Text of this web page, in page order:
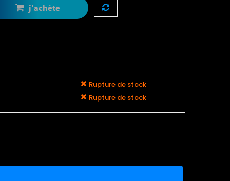
j'achète
Rupture de stock
Rupture de stock